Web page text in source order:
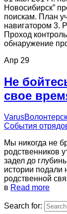
Новосибирск”
поискам. План
навигатором 3.
Проход
обнаружение
Апр 29
Не
свое
Varus
События
Мы никогда не
родственников
задел до
истории
родственной
в Read more
Search for: